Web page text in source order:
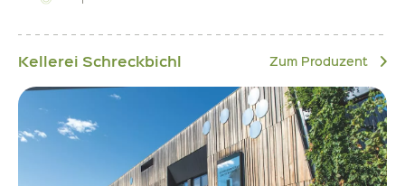
Kellerei Schreckbichl Zum Produzent